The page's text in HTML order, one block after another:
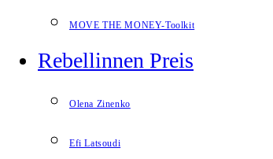
MOVE THE MONEY-Toolkit
Rebellinnen Preis
Olena Zinenko
Efi Latsoudi